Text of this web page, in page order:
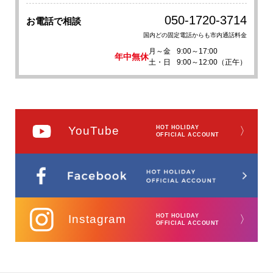
お電話で相談 050-1720-3714
国内どの固定電話からも市内通話料金
年中無休
月～金
9:00～17:00
土・日
9:00～12:00（正午）
YouTube
HOT HOLIDAY
OFFICIAL ACCOUNT
〉
Instagram
HOT HOLIDAY
OFFICIAL ACCOUNT
〉